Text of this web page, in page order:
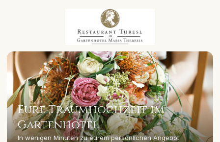
Eure Traumhochzeit im
Gartenhotel
In wenigen Minuten zu eurem persönlichen Angebot